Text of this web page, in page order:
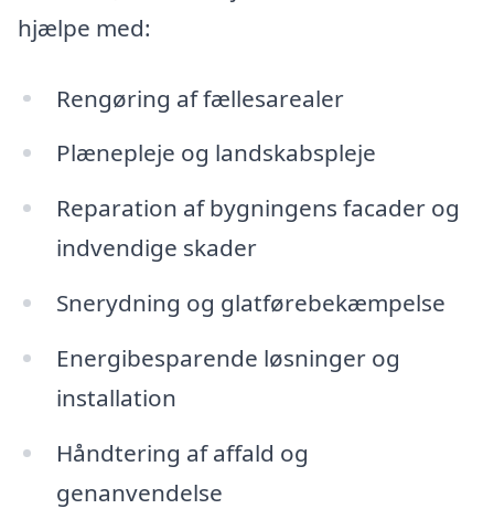
hjælpe med:
Rengøring af fællesarealer
Plænepleje og landskabspleje
Reparation af bygningens facader og
indvendige skader
Snerydning og glatførebekæmpelse
Energibesparende løsninger og
installation
Håndtering af affald og
genanvendelse